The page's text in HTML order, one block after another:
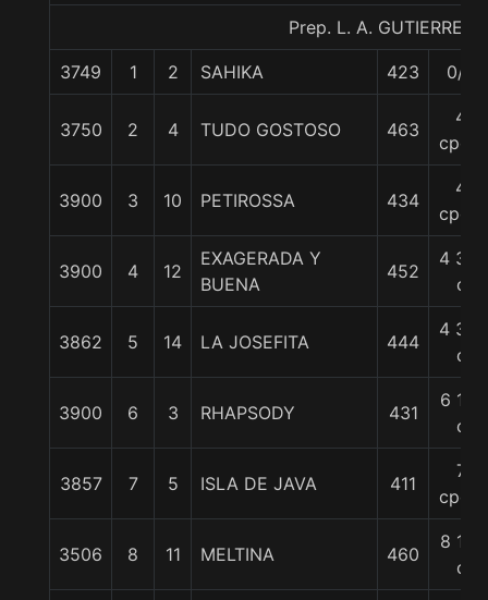
Prep. L. A. GUTIERREZ
3749 1 2 SAHIKA 423 0/0
3750 2 4 TUDO GOSTOSO 463
4
cpos.
3900 3 10 PETIROSSA 434
4
cpos.
3900 4 12
EXAGERADA Y
BUENA
452
4 3/4
c
3862 5 14 LA JOSEFITA 444
4 3/4
c
3900 6 3 RHAPSODY 431
6 1/2
c
3857 7 5 ISLA DE JAVA 411
7
cpos.
3506 8 11 MELTINA 460
8 1/2
c